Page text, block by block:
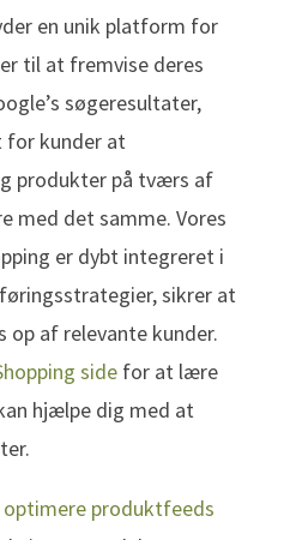
en unik platform for
til at fremvise deres
søgeresultater,
for kunder at
produkter på tværs af
med det samme. Vores
er dybt integreret i
sikrer at
op af relevante kunder.
sidefor at lære
hjælpe dig med at
optimere produktfeeds